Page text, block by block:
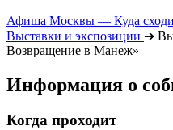
Афиша Москвы — Куда
Выставки и экспозиции ➔
Возвращение в Манеж»
Информация о
Когда проходит